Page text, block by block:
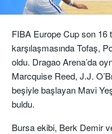
FIBA Europe Cup son 16
karşılaşmasında Tofaş,
oldu. Dragao Arena’da
Marcquise Reed, J.J.
beşiyle başlayan Mavi
buldu.
Bursa ekibi, Berk Demir